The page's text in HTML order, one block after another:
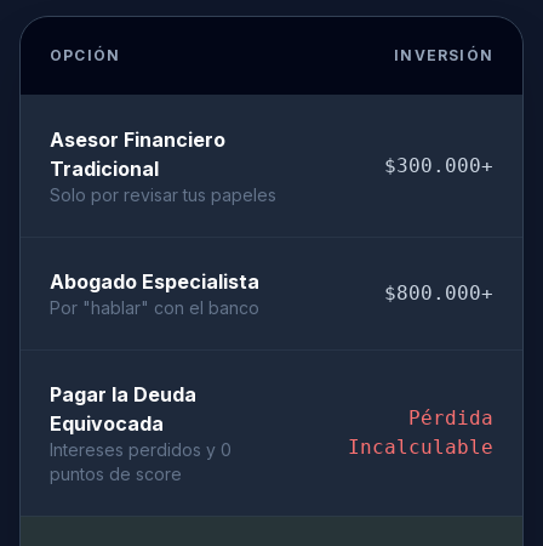
OPCIÓN INVERSIÓN
Asesor Financiero
Tradicional
Solo por revisar tus papeles
$300.000+
Abogado Especialista
Por "hablar" con el banco
$800.000+
Pagar la Deuda
Equivocada
Intereses perdidos y 0
puntos de score
Pérdida
Incalculable